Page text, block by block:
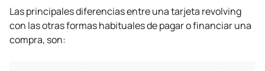
Las principales diferencias entre una tarjeta revolving
con las otras formas habituales de pagar o financiar una
compra, son: